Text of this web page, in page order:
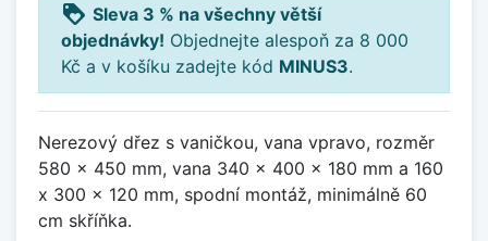
loyalty Sleva 3 % na všechny větší
objednávky! Objednejte alespoň za 8 000
Kč a v košíku zadejte kód MINUS3.
Nerezový dřez s vaničkou, vana vpravo, rozměr
580 x 450 mm, vana 340 x 400 x 180 mm a 160
x 300 x 120 mm, spodní montáž, minimálně 60
cm skříňka.